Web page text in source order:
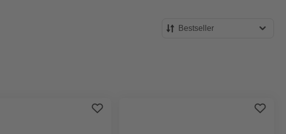
Bestseller